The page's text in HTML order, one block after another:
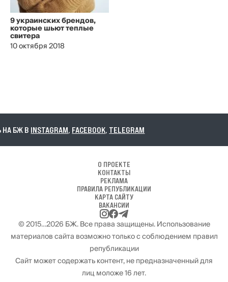
9 украинских брендов,
которые шьют теплые
свитера
10 октября 2018
БЖ ВINSTAGRAM,FACEBOOK,TELEGRAM
О ПРОЕКТЕ
КОНТАКТЫ
РЕКЛАМА
ПРАВИЛА РЕПУБЛИКАЦИИ
КАРТА САЙТУ
ВАКАНСИИ
© 2015…2026 БЖ. Все права защищены. Использование
материалов сайта возможно только с соблюдением правил
републикации
Сайт может содержать контент, не предназначенный для
лиц моложе 16 лет.